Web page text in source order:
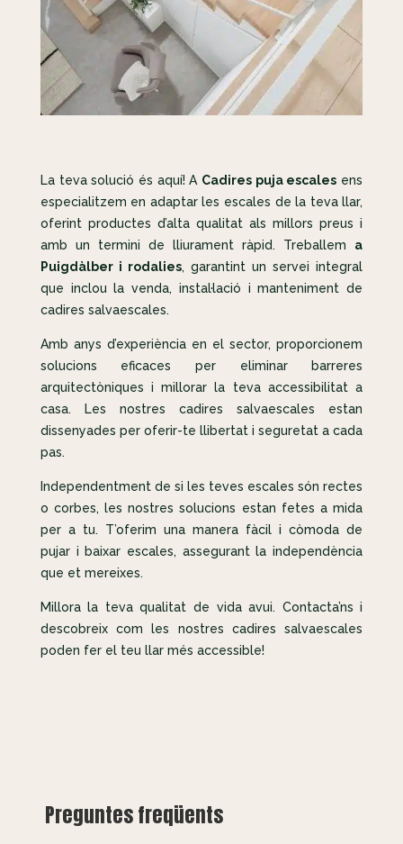
La teva solució és aquí! A Cadires puja escales ens
especialitzem en adaptar les escales de la teva llar,
oferint productes d’alta qualitat als millors preus i
amb un termini de lliurament ràpid. Treballem a
Puigdàlber i rodalies, garantint un servei integral
que inclou la venda, instal·lació i manteniment de
cadires salvaescales.
Amb anys d’experiència en el sector, proporcionem
solucions eficaces per eliminar barreres
arquitectòniques i millorar la teva accessibilitat a
casa. Les nostres cadires salvaescales estan
dissenyades per oferir-te llibertat i seguretat a cada
pas.
Independentment de si les teves escales són rectes
o corbes, les nostres solucions estan fetes a mida
per a tu. T’oferim una manera fàcil i còmoda de
pujar i baixar escales, assegurant la independència
que et mereixes.
Millora la teva qualitat de vida avui. Contacta’ns i
descobreix com les nostres cadires salvaescales
poden fer el teu llar més accessible!
Preguntes freqüents